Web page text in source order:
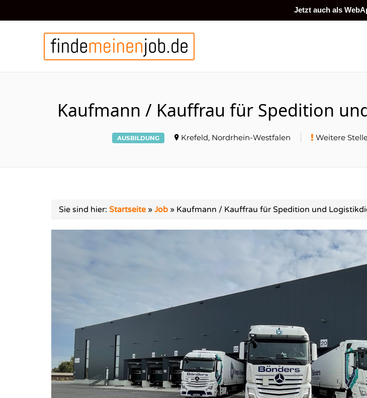
Jetzt auch als
Kaufmann / Kauffrau für Spedition
AUSBILDUNG Krefeld, Nordrhein-Westfalen Weitere
Sie sind hier: Startseite » Job » Kaufmann / Kauffrau für Spedition und